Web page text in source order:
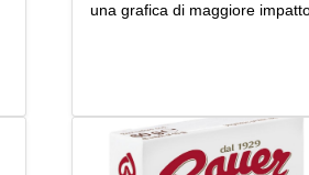
una grafica di maggiore